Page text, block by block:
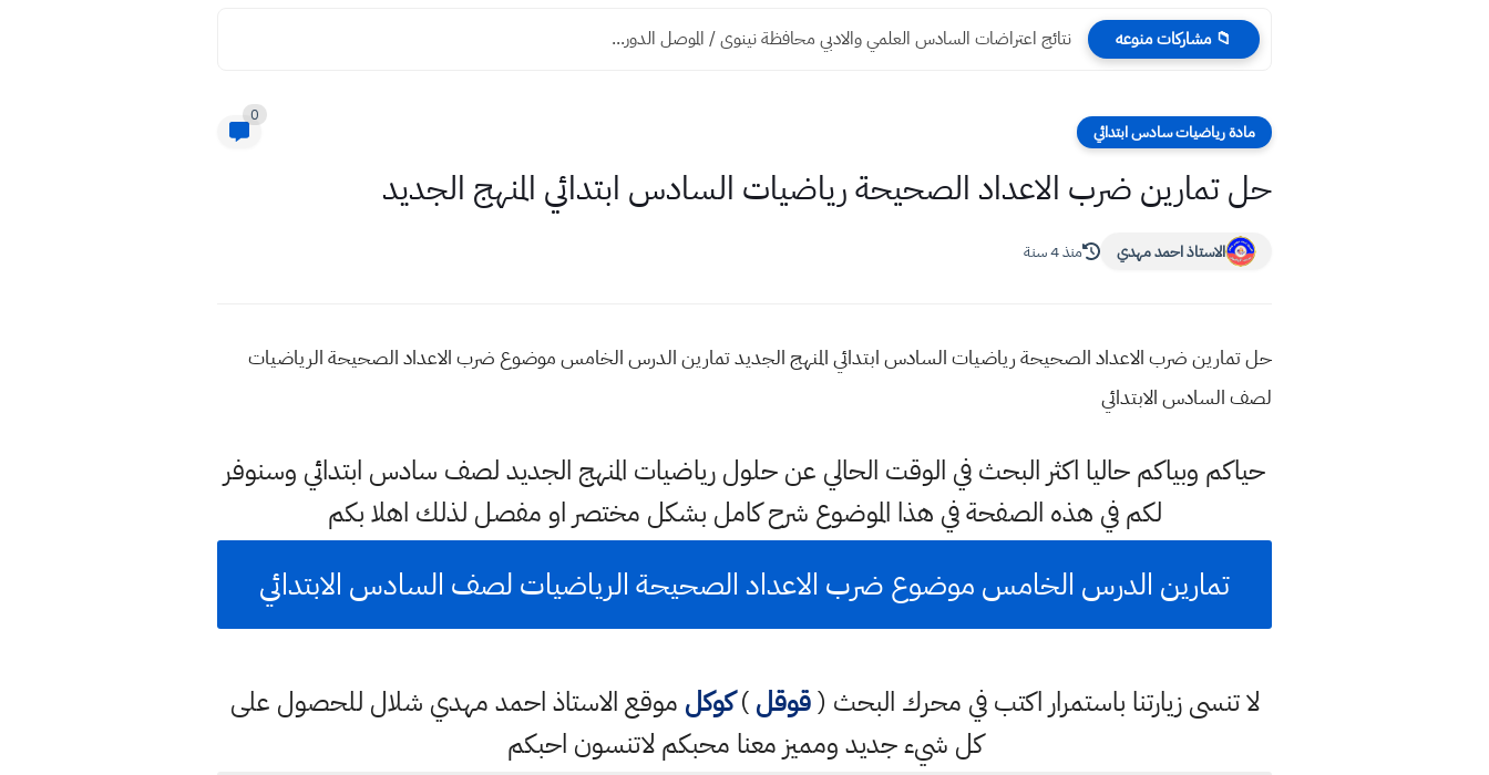
📁 مشاركات منوعه نتائج اعتراضات السادس العلمي والادبي محافظة نينوى / الموصل الدور...
مادة رياضيات سادس ابتدائي
0
حل تمارين ضرب الاعداد الصحيحة رياضيات السادس ابتدائي المنهج الجديد
الاستاذ احمد مهدي منذ 4 سنة
حل تمارين ضرب الاعداد الصحيحة رياضيات السادس ابتدائي المنهج الجديد تمارين الدرس الخامس موضوع ضرب الاعداد الصحيحة الرياضيات
لصف السادس الابتدائي
حياكم وبياكم حاليا اكثر البحث في الوقت الحالي عن حلول رياضيات المنهج الجديد لصف سادس ابتدائي وسنوفر
لكم في هذه الصفحة في هذا الموضوع شرح كامل بشكل مختصر او مفصل لذلك اهلا بكم
تمارين الدرس الخامس موضوع ضرب الاعداد الصحيحة الرياضيات لصف السادس الابتدائي
لا تنسى زيارتنا باستمرار اكتب في محرك البحث (قوقل)كوكل موقع الاستاذ احمد مهدي شلال للحصول على
كل شيء جديد ومميز معنا محبكم لاتنسون احبكم